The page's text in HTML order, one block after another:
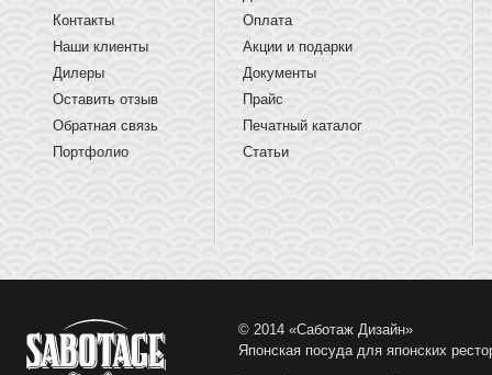
Контакты
Наши клиенты
Дилеры
Оставить отзыв
Обратная связь
Портфолио
Оплата
Акции и подарки
Документы
Прайс
Печатный каталог
Статьи
© 2014 «Саботаж Дизайн»
Японская посуда для японских